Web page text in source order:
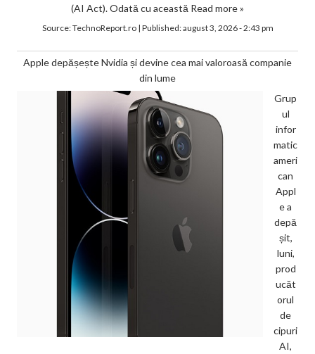
(AI Act). Odată cu această Read more »
Source:TechnoReport.ro| Published:august 3, 2026 - 2:43 pm
Apple depășește Nvidia și devine cea mai valoroasă companie
din lume
Grup
ul
infor
matic
ameri
can
Appl
e a
depă
șit,
luni,
prod
ucăt
orul
de
cipuri
AI,